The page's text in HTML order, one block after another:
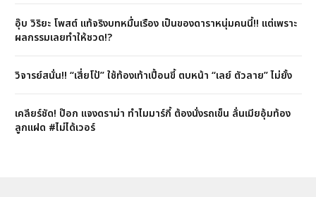
อุ๊บ วิริยะ โพสต์ แท้จริงบทหมื่นเรือง เป็นของดาราหนุ่มคนนี้!! แต่เพราะ
ผลกรรมเลยทำให้ชวด!?
วิจารย์สนั่น!! “เสี่ยโป้” ใช้ท้องเท้าเปื้อนขี้ ตบหน้า “เลย์ ตัวลาย” ไม่ยั้ง
เคลียร์ชัด! ป๊อก แจงดราม่า ทำไมมาร์กี้ ต้องนั่งรถเข็น ลั่นเมียอุ้มท้อง
ลูกแฝด #ไม่ได้เวอร์